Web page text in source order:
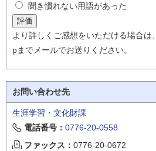
聞き慣れない用語があった
より詳しくご感想をいただける場合は、
pまでメールでお送りください。
お問い合わせ先
生涯学習・文化財課
電話番号： 0776-20-0558
ファックス： 0776-20-0672